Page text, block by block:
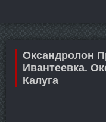
Оксандролон
Ивантеевка.
Калуга